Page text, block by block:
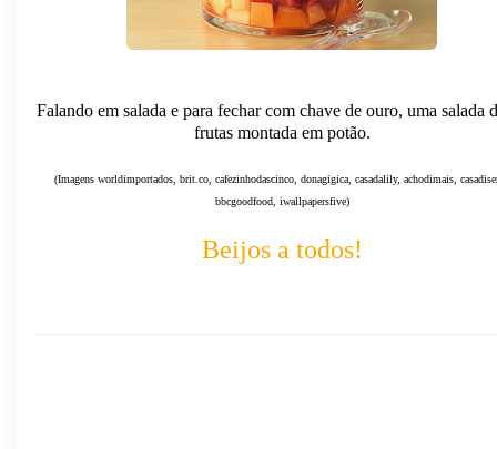
Falando em salada e para fechar com chave de ouro, uma salada
frutas montada em potão.
(Imagens worldimportados, brit.co, cafezinhodascinco, donagigica, casadalily, achodimais,
bbcgoodfood, iwallpapersfive)
Beijos a todos!